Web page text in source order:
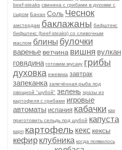
beef-stеаks cвинина с грибами в духовке с
сыром Банан Соль Чеснок
амстердам баклажаны бифштекс
бифштекс (beef-stеаks) со сливочным
маслом блины булочки
варенье ветчина вишня вулкан
говядина готовим мусаку грибы
духовка ежевика завтрак
запеканка запечённая рыба под
овощной "шубой" зелень зразы из
картофеля с грибами игровые
автоматы испания кабачки как
приготовить сельдь под шубой капуста
карп картофель кекс кексы
кефир клубника когда появилось